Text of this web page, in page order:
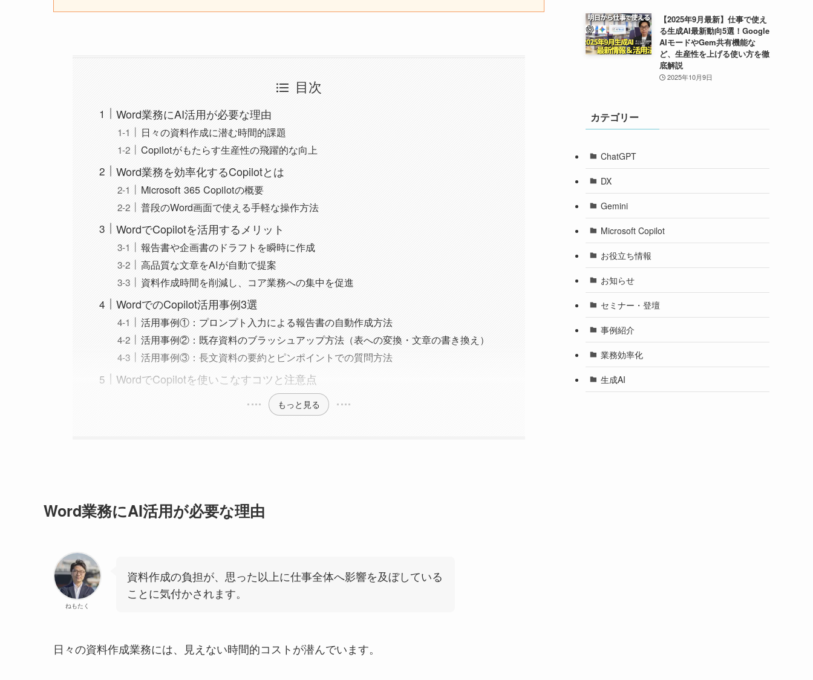
目次
Word業務にAI活用が必要な理由
日々の資料作成に潜む時間的課題
Copilotがもたらす生産性の飛躍的な向上
Word業務を効率化するCopilotとは
Microsoft 365 Copilotの概要
普段のWord画面で使える手軽な操作方法
WordでCopilotを活用するメリット
報告書や企画書のドラフトを瞬時に作成
高品質な文章をAIが自動で提案
資料作成時間を削減し、コア業務への集中を促進
WordでのCopilot活用事例3選
活用事例①：プロンプト入力による報告書の自動作成方法
活用事例②：既存資料のブラッシュアップ方法（表への変換・文章の書き換え）
活用事例③：長文資料の要約とピンポイントでの質問方法
WordでCopilotを使いこなすコツと注意点
もっと見る
Word業務にAI活用が必要な理由
ねもたく
資料作成の負担が、思った以上に仕事全体へ影響を及ぼしている
ことに気付かされます。
日々の資料作成業務には、見えない時間的コストが潜んでいます。
【2025年9月最新】仕事で使え
る生成AI最新動向5選！Google
AIモードやGem共有機能な
ど、生産性を上げる使い方を徹
底解説
2025年10月9日
カテゴリー
ChatGPT
DX
Gemini
Microsoft Copilot
お役立ち情報
お知らせ
セミナー・登壇
事例紹介
業務効率化
生成AI